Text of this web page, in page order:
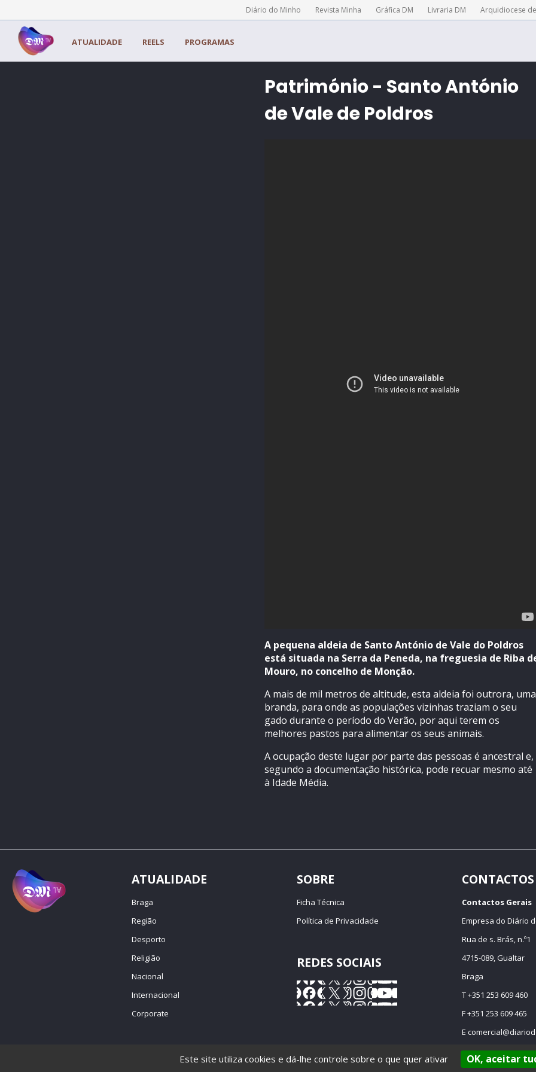
Diário do Minho Revista Minha Gráfica DM Livraria DM Arquidiocese
ATUALIDADE REELS PROGRAMAS
Património - Santo António
de Vale de Poldros
A pequena aldeia de Santo António de Vale do Poldros
está situada na Serra da Peneda, na freguesia de Riba
Mouro, no concelho de Monção.
A mais de mil metros de altitude, esta aldeia foi outrora, uma
branda, para onde as populações vizinhas traziam o seu
gado durante o período do Verão, por aqui terem os
melhores pastos para alimentar os seus animais.
A ocupação deste lugar por parte das pessoas é ancestral e,
segundo a documentação histórica, pode recuar mesmo até
à Idade Média.
ATUALIDADE
Braga
Região
Desporto
Religião
Nacional
Internacional
Corporate
SOBRE
Ficha Técnica
Política de Privacidade
REDES SOCIAIS
CONTACTOS
Contactos Gerais
Empresa do Diário
Rua de s. Brás, n.º1
4715-089, Gualtar
Braga
T +351 253 609 460
F +351 253 609 465
E
Este site utiliza cookies e dá-lhe controle sobre o que quer ativar OK, aceitar